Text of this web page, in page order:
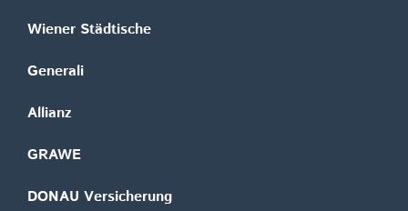
Wiener Städtische
Generali
Allianz
GRAWE
DONAU Versicherung